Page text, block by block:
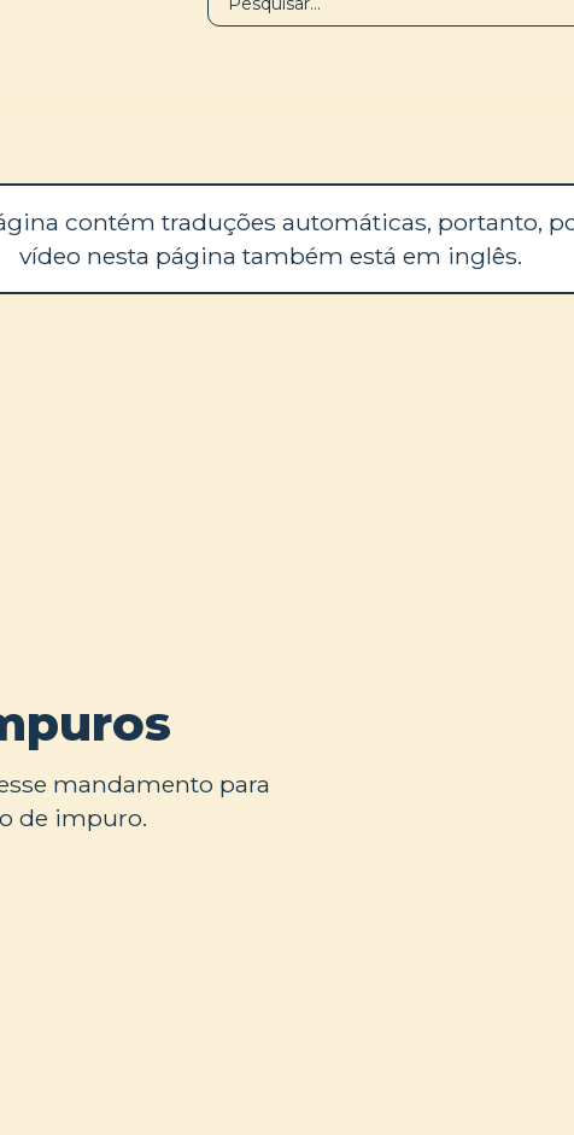
contém traduções automáticas, portanto,
vídeo nesta página também está em inglês.
mandamento para
de impuro.